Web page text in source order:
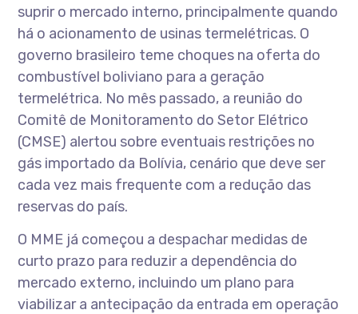
suprir o mercado interno, principalmente quando
há o acionamento de usinas termelétricas. O
governo brasileiro teme choques na oferta do
combustível boliviano para a geração
termelétrica. No mês passado, a reunião do
Comitê de Monitoramento do Setor Elétrico
(CMSE) alertou sobre eventuais restrições no
gás importado da Bolívia, cenário que deve ser
cada vez mais frequente com a redução das
reservas do país.
O MME já começou a despachar medidas de
curto prazo para reduzir a dependência do
mercado externo, incluindo um plano para
viabilizar a antecipação da entrada em operação